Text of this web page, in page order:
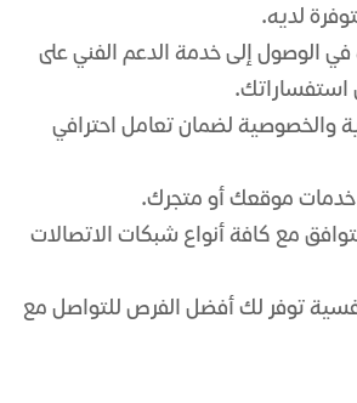
لديه.
الوصول إلى خدمة الدعم الفني على
استفساراتك.
والخصوصية لضمان تعامل احترافي
خدمات موقعك أو متجرك.
مع كافة أنواع شبكات الاتصالات
توفر لك أفضل الفرص للتواصل مع